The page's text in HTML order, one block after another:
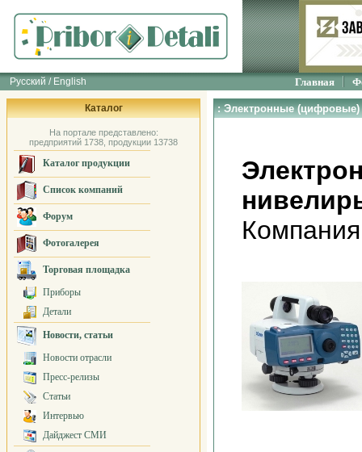
Русский / English Главная
Каталог
На портале представлено:
предприятий 1738, продукции 13738
Каталог продукции
Список компаний
Форум
Фотогалерея
Торговая площадка
Приборы
Детали
Новости, статьи
Новости отрасли
Пресс-релизы
Статьи
Интервью
Дайджест СМИ
: Электронные